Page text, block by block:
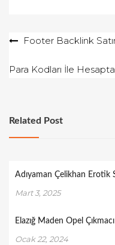
YazıFooter Backlink
Para Kodları İle
Related Post
Adıyaman Çelikhan Erotik
Mart 3, 2025
Elazığ Maden Opel Çıkmacı
Ocak 22, 2024